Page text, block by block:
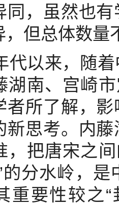
同，虽然也
，但总体数量
以来，随着
湖南、宫崎
者所了解，
新思考。内
，把唐宋之
的分水岭，
重要性较之